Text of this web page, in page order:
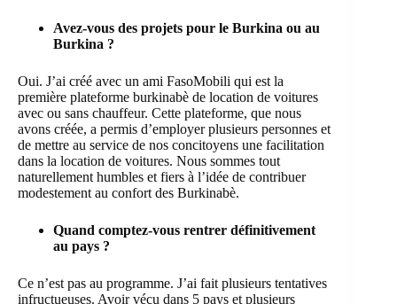
Avez-vous des projets pour le Burkina ou au
Burkina ?
Oui. J’ai créé avec un ami FasoMobili qui est la
première plateforme burkinabè de location de voitures
avec ou sans chauffeur. Cette plateforme, que nous
avons créée, a permis d’employer plusieurs personnes et
de mettre au service de nos concitoyens une facilitation
dans la location de voitures. Nous sommes tout
naturellement humbles et fiers à l’idée de contribuer
modestement au confort des Burkinabè.
Quand comptez-vous rentrer définitivement
au pays ?
Ce n’est pas au programme. J’ai fait plusieurs tentatives
infructueuses. Avoir vécu dans 5 pays et plusieurs